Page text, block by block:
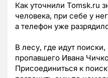
Как уточнили Tomsk.ru
человека, при себе у
а телефон уже
В лесу, где идут поиски,
пропавшего Ивана
Присоединиться к